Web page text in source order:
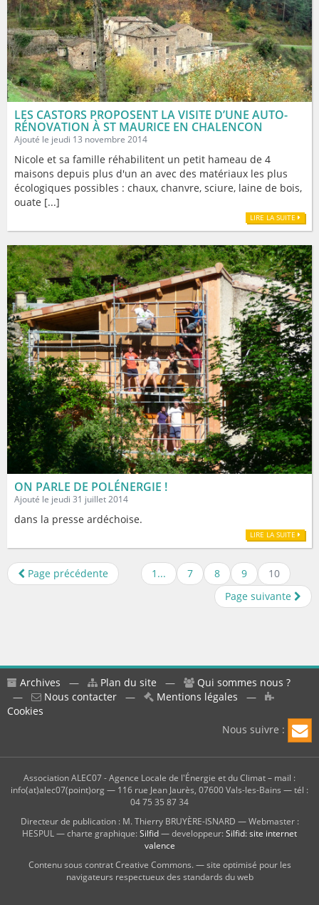
LES CASTORS PROPOSENT LA VISITE D’UNE AUTO-
RÉNOVATION À ST MAURICE EN CHALENCON
Ajouté le jeudi 13 novembre 2014
Nicole et sa famille réhabilitent un petit hameau de 4
maisons depuis plus d'un an avec des matériaux les plus
écologiques possibles : chaux, chanvre, sciure, laine de bois,
ouate [...]
LIRE LA SUITE
ON PARLE DE POLÉNERGIE !
Ajouté le jeudi 31 juillet 2014
dans la presse ardéchoise.
LIRE LA SUITE
Page précédente 1... 7 8 9
10
Page suivante
Archives — Plan du site —
Qui sommes nous ?
—
Nous contacter — Mentions légales —
Cookies
Nous suivre :
Association ALEC07 - Agence Locale de l'Énergie et du Climat – mail :
info(at)alec07(point)org — 116 rue Jean Jaurès, 07600 Vals-les-Bains — tél :
04 75 35 87 34
Directeur de publication : M. Thierry BRUYÈRE-ISNARD — Webmaster :
HESPUL — charte graphique:Silfid— developpeur:Silfid: site internet
valence
Contenu sous contrat Creative Commons. — site optimisé pour les
navigateurs respectueux des standards du web